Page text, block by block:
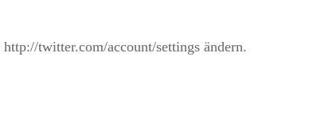
http://twitter.com/account/settings ändern.